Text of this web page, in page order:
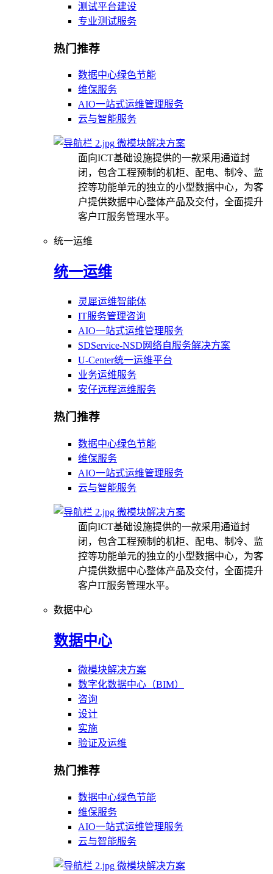
测试平台建设
专业测试服务
热门推荐
数据中心绿色节能
维保服务
AIO一站式运维管理服务
云与智能服务
微模块解决方案
面向ICT基础设施提供的一款采用通道封
闭，包含工程预制的机柜、配电、制冷、监
控等功能单元的独立的小型数据中心，为客
户提供数据中心整体产品及交付，全面提升
客户IT服务管理水平。
统一运维
统一运维
灵犀运维智能体
IT服务管理咨询
AIO一站式运维管理服务
SDService-NSD网络自服务解决方案
U-Center统一运维平台
业务运维服务
安仔远程运维服务
热门推荐
数据中心绿色节能
维保服务
AIO一站式运维管理服务
云与智能服务
微模块解决方案
面向ICT基础设施提供的一款采用通道封
闭，包含工程预制的机柜、配电、制冷、监
控等功能单元的独立的小型数据中心，为客
户提供数据中心整体产品及交付，全面提升
客户IT服务管理水平。
数据中心
数据中心
微模块解决方案
数字化数据中心（BIM）
咨询
设计
实施
验证及运维
热门推荐
数据中心绿色节能
维保服务
AIO一站式运维管理服务
云与智能服务
微模块解决方案